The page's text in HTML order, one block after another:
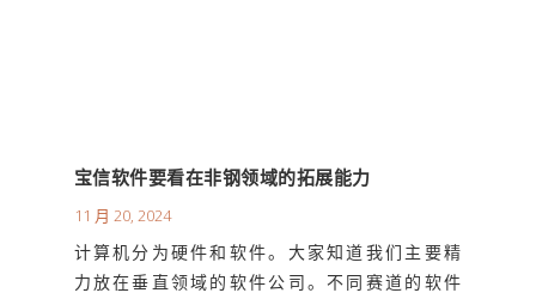
宝信软件要看在非钢领域的拓展能力
11 月 20, 2024
计算机分为硬件和软件。大家知道我们主要精
力放在垂直领域的软件公司。不同赛道的软件